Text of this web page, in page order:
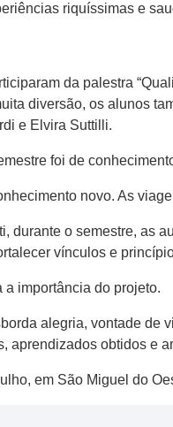
riquíssimas e
da palestra
diversão, os alunos
e Elvira Suttilli.
foi de
novo. As
durante o semestre, as
vínculos e
importância do projeto.
alegria, vontade de
aprendizados obtidos e
em São Miguel do